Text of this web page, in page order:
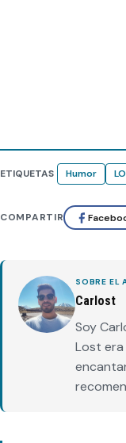
ETIQUETAS Humor
COMPARTIR
SOBRE EL
Carlost
Soy
Lost era